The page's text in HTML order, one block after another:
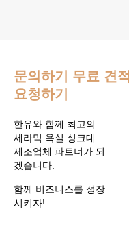
문의하기 무료 견적
요청하기
한유와 함께 최고의
세라믹 욕실 싱크대
제조업체 파트너가 되
겠습니다.
함께 비즈니스를 성장
시키자!